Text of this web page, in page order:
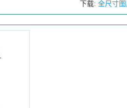
下载: 全尺寸图